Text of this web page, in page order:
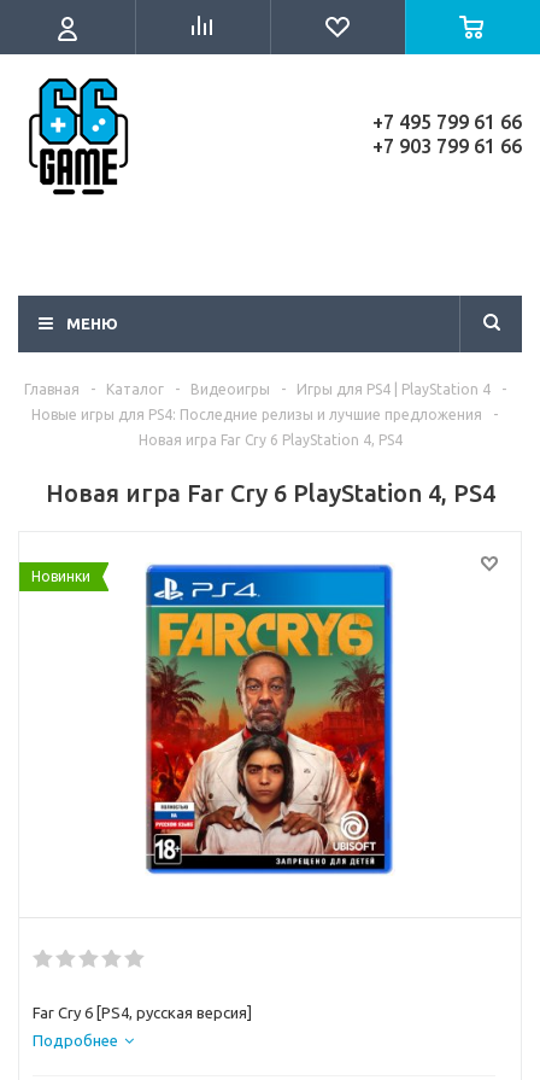
+7 495 799 61 66
+7 903 799 61 66
МЕНЮ
Главная - Каталог - Видеоигры - Игры для PS4 | PlayStation 4
-
Новые игры для PS4: Последние релизы и лучшие предложения
-
Новая игра Far Cry 6 PlayStation 4, PS4
Новая игра Far Cry 6 PlayStation 4, PS4
Новинки
Far Cry 6 [PS4, русская версия]
Подробнее